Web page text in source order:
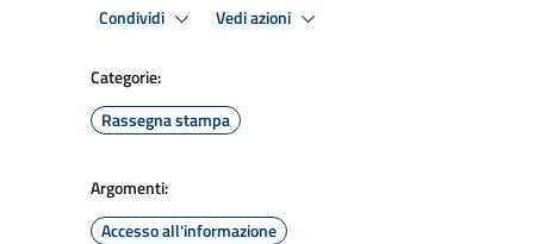
Condividi Vedi azioni
Categorie:
Rassegna stampa
Argomenti:
Accesso all'informazione